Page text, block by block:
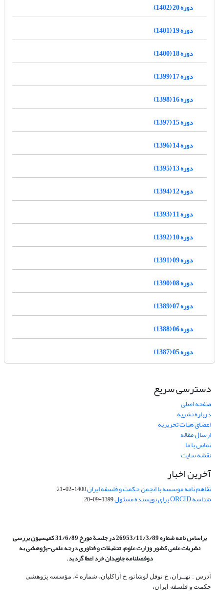
دوره 20 (1402)
دوره 19 (1401)
دوره 18 (1400)
دوره 17 (1399)
دوره 16 (1398)
دوره 15 (1397)
دوره 14 (1396)
دوره 13 (1395)
دوره 12 (1394)
دوره 11 (1393)
دوره 10 (1392)
دوره 09 (1391)
دوره 08 (1390)
دوره 07 (1389)
دوره 06 (1388)
دوره 05 (1387)
دسترسی سریع
صفحه اصلی
درباره نشریه
اعضای هیات تحریریه
ارسال مقاله
تماس با ما
نقشه سایت
آخرین اخبار
تفاهم نامه موسسه با انجمن حکمت و فلسفه ایران1400-02-21
شناسه ORCID برای نویسنده مسئول 1399-09-20
براساس نامه شماره 26953/11/3/89 در جلسة مورخ 31/6/89 کمیسیون
بررسی
نشریات علمی کشور وزارت علوم، تحقیقات و فناوری درجه علمی‌-پژوهشیبه
دوفصلنامه جاویدان خرد اعطا گردید.
آدرس : تهــران، خ نوفل لوشاتو، خ آراکلیان، شماره 4،‌ مؤسسه پژوهشی
حکمت و فلسفه ایران،‌